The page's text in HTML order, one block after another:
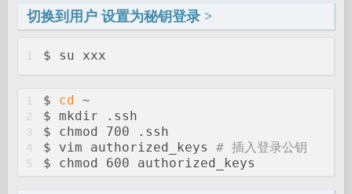
切换到用户 设置为秘钥登录
1 $ su xxx
1
2
3
4
5
$ cd
~
$ mkdir .ssh
$ chmod 700 .ssh
$ vim authorized_keys # 插入登录公钥
$ chmod 600 authorized_keys